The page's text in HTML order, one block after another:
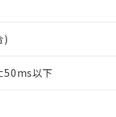
)
以下
指令（10物質）の非含
（10物質）の非含有
指令（10物質）の非
指令（10物質）の非
非含有部品としてい